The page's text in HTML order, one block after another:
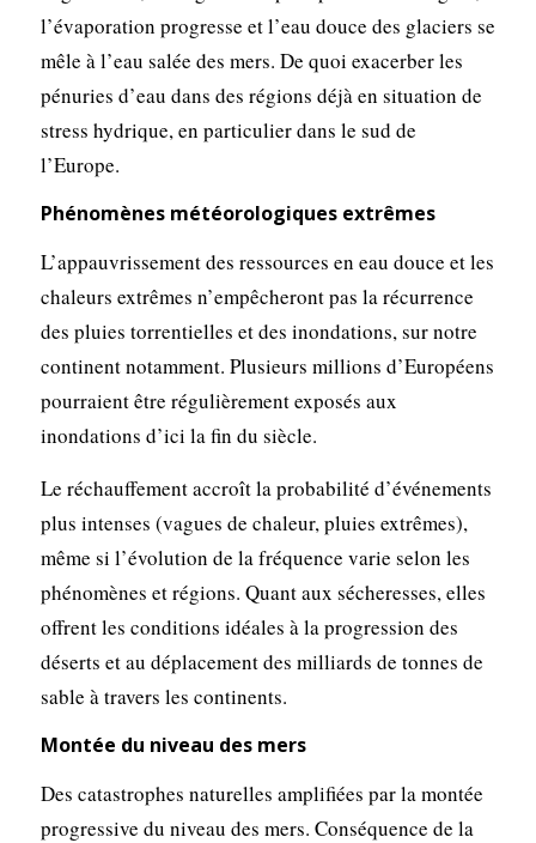
l’évaporation progresse et l’eau douce des glaciers se
mêle à l’eau salée des mers. De quoi exacerber les
pénuries d’eau dans des régions déjà en situation de
stress hydrique, en particulier dans le sud de
l’Europe.
Phénomènes météorologiques extrêmes
L’appauvrissement des ressources en eau douce et les
chaleurs extrêmes n’empêcheront pas la récurrence
des pluies torrentielles et des inondations, sur notre
continent notamment. Plusieurs millions d’Européens
pourraient être régulièrement exposés aux
inondations d’ici la fin du siècle.
Le réchauffement accroît la probabilité d’événements
plus intenses (vagues de chaleur, pluies extrêmes),
même si l’évolution de la fréquence varie selon les
phénomènes et régions. Quant aux sécheresses, elles
offrent les conditions idéales à la progression des
déserts et au déplacement des milliards de tonnes de
sable à travers les continents.
Montée du niveau des mers
Des catastrophes naturelles amplifiées par la montée
progressive du niveau des mers. Conséquence de la